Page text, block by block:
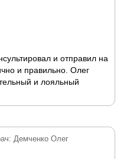
и отправил на
и правильно. Олег
и лояльный
Демченко Олег